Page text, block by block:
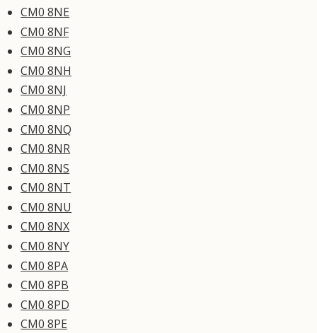
CM0 8NE
CM0 8NF
CM0 8NG
CM0 8NH
CM0 8NJ
CM0 8NP
CM0 8NQ
CM0 8NR
CM0 8NS
CM0 8NT
CM0 8NU
CM0 8NX
CM0 8NY
CM0 8PA
CM0 8PB
CM0 8PD
CM0 8PE